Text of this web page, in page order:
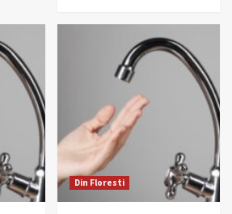
Din Floresti